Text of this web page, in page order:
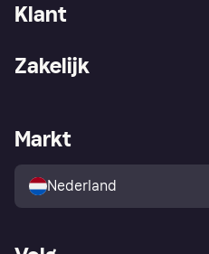
Klant
Winkeloverzicht
Kopersbescherming voor
consumenten
Zakelijk
Zakelijke login
Markt
Nederland